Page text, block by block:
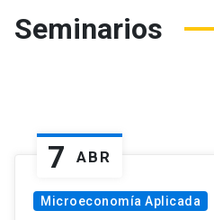
Seminarios
7 ABR
Microeconomía Aplicada